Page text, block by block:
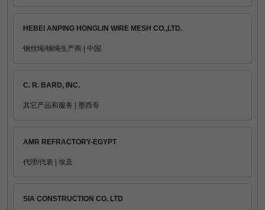
HEBEI ANPING HONGLIN WIRE MESH CO.,LTD.
钢丝绳/钢绳生产商 | 中国
C. R. BARD, INC.
其它产品和服务 | 墨西哥
AMR REFRACTORY-EGYPT
代理/代表 | 埃及
SIA CONSTRUCTION CO. LTD